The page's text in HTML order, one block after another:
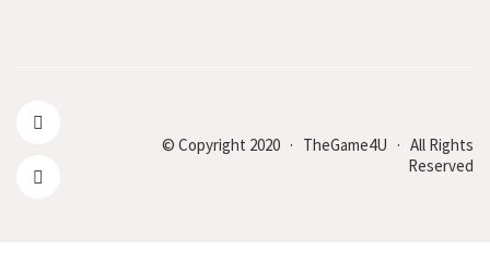
© Copyright 2020 · TheGame4U · All Rights
Reserved